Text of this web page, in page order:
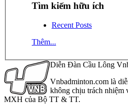
Tìm kiếm hữu ích
Recent Posts
Thêm...
Diễn Đàn Cầu Lông
Vnbadminton.com là
không chịu trách nhiệm
MXH của Bộ TT & TT.